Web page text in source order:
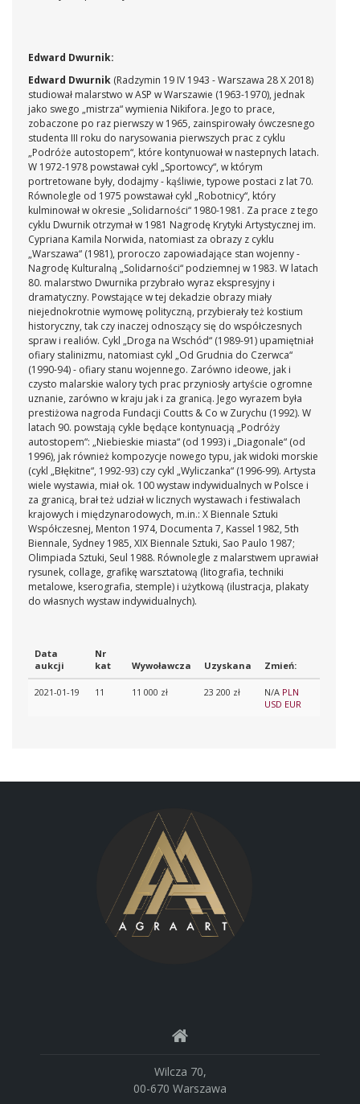
Edward Dwurnik:
Edward Dwurnik (Radzymin 19 IV 1943 - Warszawa 28 X 2018)
studiował malarstwo w ASP w Warszawie (1963-1970), jednak
jako swego „mistrza“ wymienia Nikifora. Jego to prace,
zobaczone po raz pierwszy w 1965, zainspirowały ówczesnego
studenta III roku do narysowania pierwszych prac z cyklu
„Podróże autostopem“, które kontynuował w nastepnych latach.
W 1972-1978 powstawał cykl „Sportowcy“, w którym
portretowane były, dodajmy - kąśliwie, typowe postaci z lat 70.
Równolegle od 1975 powstawał cykl „Robotnicy“, który
kulminował w okresie „Solidarności“ 1980-1981. Za prace z tego
cyklu Dwurnik otrzymał w 1981 Nagrodę Krytyki Artystycznej im.
Cypriana Kamila Norwida, natomiast za obrazy z cyklu
„Warszawa“ (1981), proroczo zapowiadające stan wojenny -
Nagrodę Kulturalną „Solidarności“ podziemnej w 1983. W latach
80. malarstwo Dwurnika przybrało wyraz ekspresyjny i
dramatyczny. Powstające w tej dekadzie obrazy miały
niejednokrotnie wymowę polityczną, przybierały też kostium
historyczny, tak czy inaczej odnoszący się do współczesnych
spraw i realiów. Cykl „Droga na Wschód“ (1989-91) upamiętniał
ofiary stalinizmu, natomiast cykl „Od Grudnia do Czerwca“
(1990-94) - ofiary stanu wojennego. Zarówno ideowe, jak i
czysto malarskie walory tych prac przyniosły artyście ogromne
uznanie, zarówno w kraju jak i za granicą. Jego wyrazem była
prestiżowa nagroda Fundacji Coutts & Co w Zurychu (1992). W
latach 90. powstają cykle będące kontynuacją „Podróży
autostopem“: „Niebieskie miasta“ (od 1993) i „Diagonale“ (od
1996), jak również kompozycje nowego typu, jak widoki morskie
(cykl „Błękitne“, 1992-93) czy cykl „Wyliczanka“ (1996-99). Artysta
wiele wystawia, miał ok. 100 wystaw indywidualnych w Polsce i
za granicą, brał też udział w licznych wystawach i festiwalach
krajowych i międzynarodowych, m.in.: X Biennale Sztuki
Współczesnej, Menton 1974, Documenta 7, Kassel 1982, 5th
Biennale, Sydney 1985, XIX Biennale Sztuki, Sao Paulo 1987;
Olimpiada Sztuki, Seul 1988. Równolegle z malarstwem uprawiał
rysunek, collage, grafikę warsztatową (litografia, techniki
metalowe, kserografia, stemple) i użytkową (ilustracja, plakaty
do własnych wystaw indywidualnych).
Data
aukcji
Nr
kat
Wywoławcza Uzyskana Zmień:
2021-01-19 11 11 000 zł 23 200 zł N/A PLN
USD EUR
Wilcza 70,
00-670 Warszawa